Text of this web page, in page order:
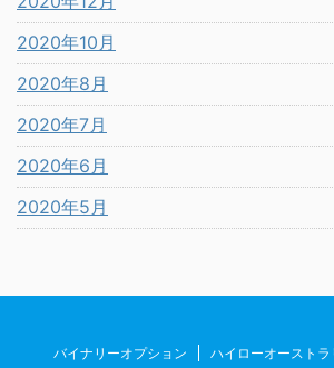
2020年10月
2020年8月
2020年7月
2020年6月
2020年5月
バイナリーオプション ハイローオーストラ